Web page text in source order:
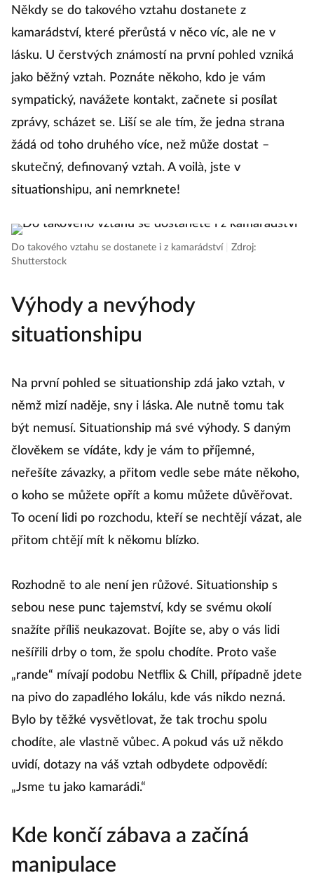
Někdy se do takového vztahu dostanete z
kamarádství, které přerůstá v něco víc, ale ne v
lásku. U čerstvých známostí na první pohled vzniká
jako běžný vztah. Poznáte někoho, kdo je vám
sympatický, navážete kontakt, začnete si posílat
zprávy, scházet se. Liší se ale tím, že jedna strana
žádá od toho druhého více, než může dostat –
skutečný, definovaný vztah. A voilà, jste v
situationshipu, ani nemrknete!
Do takového vztahu se dostanete i z kamarádství
Zdroj:
Shutterstock
Výhody a nevýhody
situationshipu
Na první pohled se situationship zdá jako vztah, v
němž mizí naděje, sny i láska. Ale nutně tomu tak
být nemusí. Situationship má své výhody. S daným
člověkem se vídáte, kdy je vám to příjemné,
neřešíte závazky, a přitom vedle sebe máte někoho,
o koho se můžete opřít a komu můžete důvěřovat.
To ocení lidi po rozchodu, kteří se nechtějí vázat, ale
přitom chtějí mít k někomu blízko.
Rozhodně to ale není jen růžové. Situationship s
sebou nese punc tajemství, kdy se svému okolí
snažíte příliš neukazovat. Bojíte se, aby o vás lidi
nešířili drby o tom, že spolu chodíte. Proto vaše
„rande“ mívají podobu Netflix & Chill, případně jdete
na pivo do zapadlého lokálu, kde vás nikdo nezná.
Bylo by těžké vysvětlovat, že tak trochu spolu
chodíte, ale vlastně vůbec. A pokud vás už někdo
uvidí, dotazy na váš vztah odbydete odpovědí:
„Jsme tu jako kamarádi.“
Kde končí zábava a začíná
manipulace